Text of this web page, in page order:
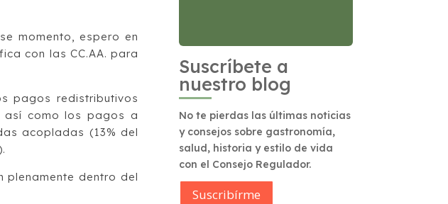
momento, espero en
con las CC.AA. para
pagos redistributivos
así como los pagos a
acopladas (13% del
plenamente dentro del
Suscríbete a
nuestro blog
No te pierdas las últimas noticias
y consejos sobre gastronomía,
salud, historia y estilo de vida
con el Consejo Regulador.
Suscribírme